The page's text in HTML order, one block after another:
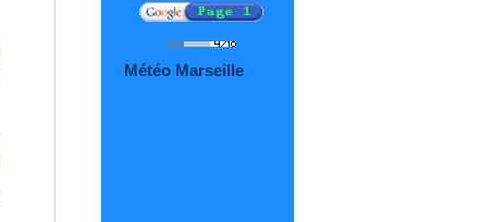
Météo Marseille